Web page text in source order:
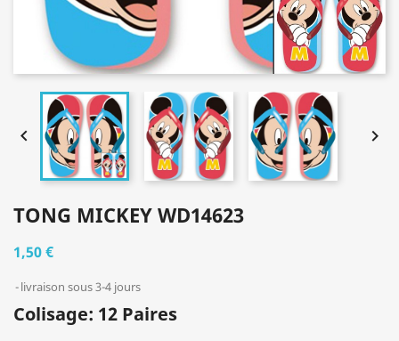
 
TONG MICKEY WD14623
1,50 €
livraison sous 3-4 jours
Colisage: 12 Paires